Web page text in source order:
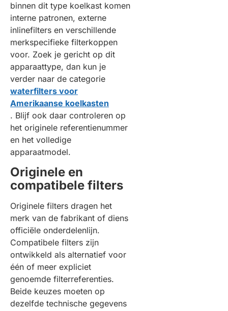
binnen dit type koelkast komen
interne patronen, externe
inlinefilters en verschillende
merkspecifieke filterkoppen
voor. Zoek je gericht op dit
apparaattype, dan kun je
verder naar de categorie
waterfilters voor
Amerikaanse koelkasten
. Blijf ook daar controleren op
het originele referentienummer
en het volledige
apparaatmodel.
Originele en
compatibele filters
Originele filters dragen het
merk van de fabrikant of diens
officiële onderdelenlijn.
Compatibele filters zijn
ontwikkeld als alternatief voor
één of meer expliciet
genoemde filterreferenties.
Beide keuzes moeten op
dezelfde technische gegevens